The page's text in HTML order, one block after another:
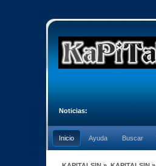
Noticias:
Inicio Ayuda Buscar